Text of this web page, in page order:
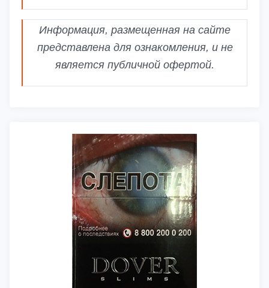
Информация, размещенная на сайте
представлена для ознакомления, и не
является публичной офертой.